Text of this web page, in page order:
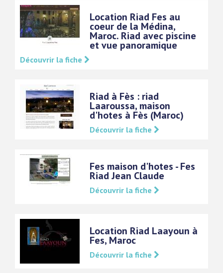
Location Riad Fes au
coeur de la Médina,
Maroc. Riad avec piscine
et vue panoramique
Découvrir la fiche
Riad à Fès : riad
Laaroussa, maison
d'hotes à Fès (Maroc)
Découvrir la fiche
Fes maison d'hotes - Fes
Riad Jean Claude
Découvrir la fiche
Location Riad Laayoun à
Fes, Maroc
Découvrir la fiche